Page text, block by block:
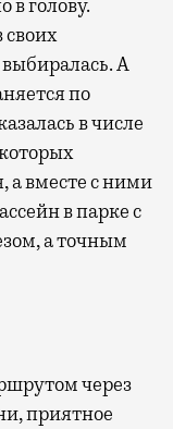
голову.
А
по
в числе
а вместе с ними
в парке с
а точным
через
приятное